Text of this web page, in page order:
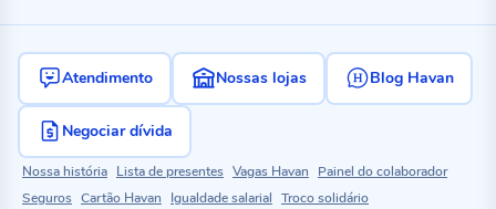
Atendimento Nossas lojas Blog Havan
Negociar dívida
Nossa história Lista de presentes Vagas Havan
Painel do colaborador
Seguros Cartão Havan Igualdade salarial Troco solidário